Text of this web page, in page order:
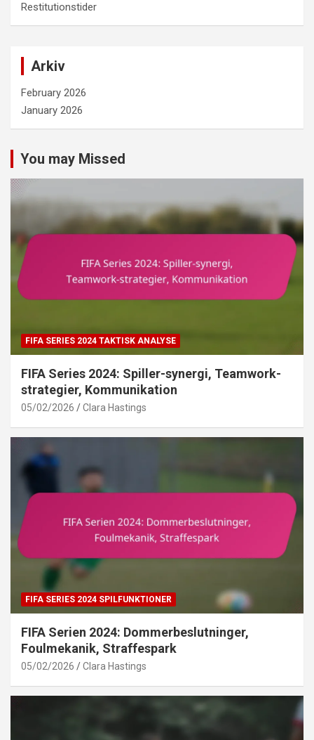
Restitutionstider
Arkiv
February 2026
January 2026
You may Missed
FIFA SERIES 2024 TAKTISK ANALYSE
FIFA Series 2024: Spiller-synergi, Teamwork-
strategier, Kommunikation
05/02/2026 Clara Hastings
FIFA SERIES 2024 SPILFUNKTIONER
FIFA Serien 2024: Dommerbeslutninger,
Foulmekanik, Straffespark
05/02/2026 Clara Hastings